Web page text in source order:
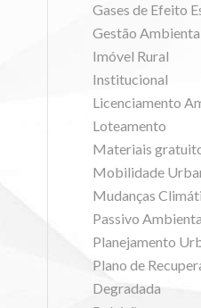
Gases de Efeito
Gestão
Imóvel Rural
Institucional
Licenciamento
Loteamento
Materiais
Mobilidade
Mudanças
Passivo
Planejamento
Plano de
Degradada